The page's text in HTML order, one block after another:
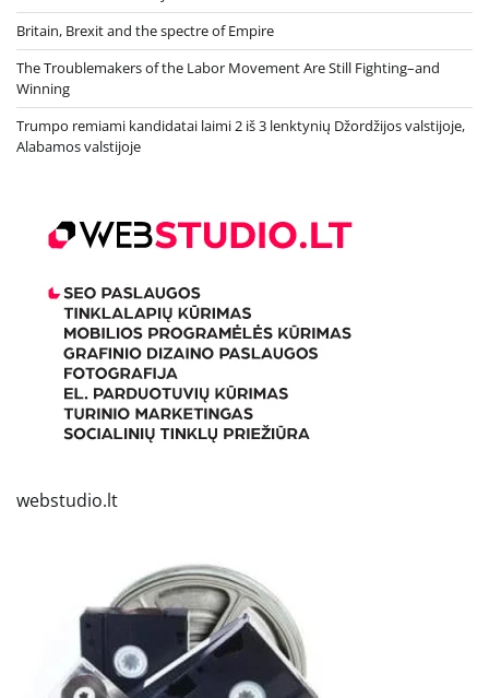
Britain, Brexit and the spectre of Empire
The Troublemakers of the Labor Movement Are Still Fighting–and
Winning
Trumpo remiami kandidatai laimi 2 iš 3 lenktynių Džordžijos valstijoje,
Alabamos valstijoje
webstudio.lt